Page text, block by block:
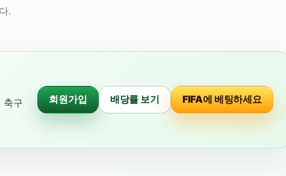
.
축구
회원가입 배당률 보기 FIFA에 베팅하세요